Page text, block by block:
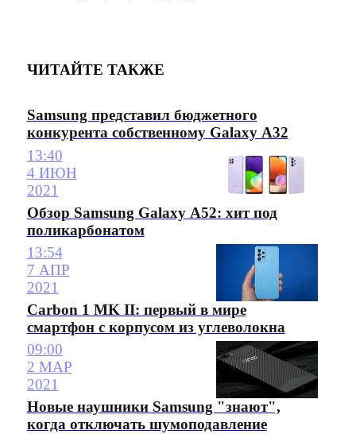
ЧИТАЙТЕ ТАКЖЕ
Samsung представил бюджетного
конкурента собственному Galaxy A32
13:40
4 ИЮН
2021
Обзор Samsung Galaxy A52: хит под
поликарбонатом
13:54
7 АПР
2021
Carbon 1 MK II: первый в мире
смартфон с корпусом из углеволокна
09:00
2 МАР
2021
Новые наушники Samsung "знают",
когда отключать шумоподавление